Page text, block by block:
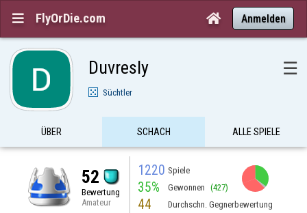
 FlyOrDie.com  Anmelden
Duvresly ☰
Süchtler
ÜBER SCHACH ALLE SPIELE
52
Bewertung
Amateur
1220 Spiele
35% Gewonnen (427)
44 Durchschn. Gegnerbewertung